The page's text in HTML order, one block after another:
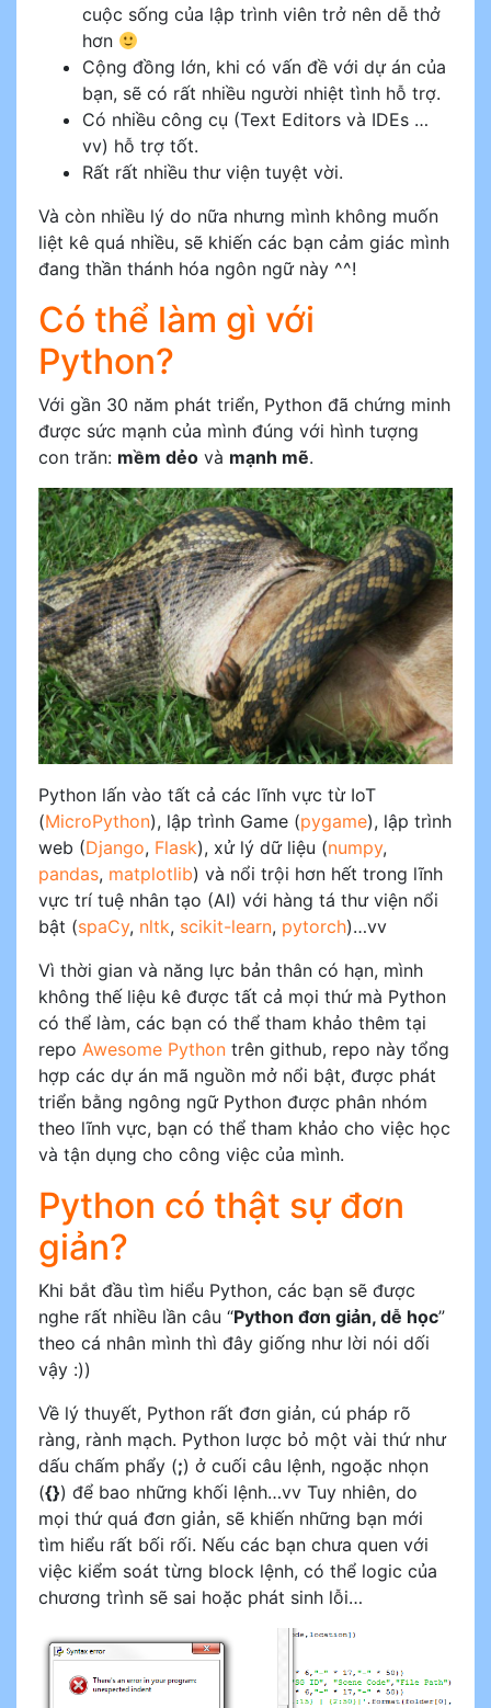
cuộc sống của lập trình viên trở nên dễ thở
hơn
Cộng đồng lớn, khi có vấn đề với dự án của
bạn, sẽ có rất nhiều người nhiệt tình hỗ trợ.
Có nhiều công cụ (Text Editors và IDEs …
vv) hỗ trợ tốt.
Rất rất nhiều thư viện tuyệt vời.
Và còn nhiều lý do nữa nhưng mình không muốn
liệt kê quá nhiều, sẽ khiến các bạn cảm giác mình
đang thần thánh hóa ngôn ngữ này ^^!
Có thể làm gì với
Python?
Với gần 30 năm phát triển, Python đã chứng minh
được sức mạnh của mình đúng với hình tượng
con trăn: mềm dẻo và mạnh mẽ.
Python lấn vào tất cả các lĩnh vực từ IoT
(MicroPython), lập trình Game (pygame), lập trình
web (Django, Flask), xử lý dữ liệu (numpy,
pandas, matplotlib) và nổi trội hơn hết trong lĩnh
vực trí tuệ nhân tạo (AI) với hàng tá thư viện nổi
bật (spaCy, nltk, scikit-learn, pytorch)…vv
Vì thời gian và năng lực bản thân có hạn, mình
không thế liệu kê được tất cả mọi thứ mà Python
có thể làm, các bạn có thể tham khảo thêm tại
repo Awesome Python trên github, repo này tổng
hợp các dự án mã nguồn mở nổi bật, được phát
triển bằng ngông ngữ Python được phân nhóm
theo lĩnh vực, bạn có thể tham khảo cho việc học
và tận dụng cho công việc của mình.
Python có thật sự đơn
giản?
Khi bắt đầu tìm hiểu Python, các bạn sẽ được
nghe rất nhiều lần câu “Python đơn giản, dễ học”
theo cá nhân mình thì đây giống như lời nói dối
vậy :))
Về lý thuyết, Python rất đơn giản, cú pháp rõ
ràng, rành mạch. Python lược bỏ một vài thứ như
dấu chấm phẩy (;) ở cuối câu lệnh, ngoặc nhọn
({}) để bao những khối lệnh…vv Tuy nhiên, do
mọi thứ quá đơn giản, sẽ khiến những bạn mới
tìm hiểu rất bối rối. Nếu các bạn chưa quen với
việc kiểm soát từng block lệnh, có thể logic của
chương trình sẽ sai hoặc phát sinh lỗi…